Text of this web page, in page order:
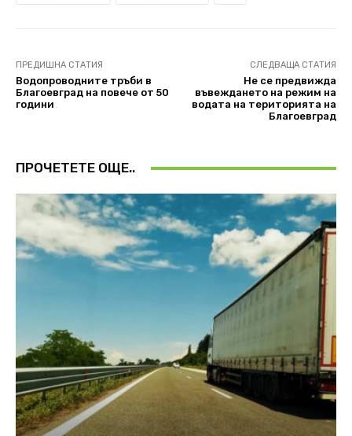
ПРЕДИШНА СТАТИЯ
Водопроводните тръби в
Благоевград на повече от 50
години
СЛЕДВАЩА СТАТИЯ
Не се предвижда
въвеждането на режим на
водата на територията на
Благоевград
ПРОЧЕТЕТЕ ОЩЕ..